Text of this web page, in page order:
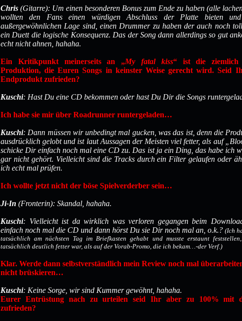
Chris (Gitarre): Um einen besonderen Bonus zum Ende zu haben (alle
wollten den Fans einen würdigen Abschluss der Platte bieten
außergewöhnlichen Lage sind, einen Drummer zu haben der auch noch
ein Duett die logische Konsequenz. Das der Song dann allerdings so gut
echt nicht ahnen, hahaha.
Ein Kritikpunkt meinerseits an „My fatal kiss“ ist die ziemlich
Produktion, die Euren Songs in keinster Weise gerecht wird. Seid
Endprodukt zufrieden?
Kuschi: Hast Du eine CD bekommen oder hast Du Dir die Songs
Ich habe sie mir über Roadrunner runtergeladen…
Kuschi: Dann müssen wir unbedingt mal gucken, was das ist, denn die
ausdrücklich gelobt und ist laut Aussagen der Meisten viel fetter, als auf
schicke Dir einfach noch mal eine CD zu. Das ist ja ein Ding, das habe ich
gar nicht gehört. Vielleicht sind die Tracks durch ein Filter gelaufen oder
ich echt mal prüfen.
Ich wollte jetzt nicht der böse Spielverderber sein…
Ji-In (Fronterin): Skandal, hahaha.
Kuschi: Vielleicht ist da wirklich was verloren gegangen beim
einfach noch mal die CD und dann hörst Du sie Dir noch mal an, o.k.? (Ich
tatsächlich am nächsten Tag im Briefkasten gehabt und musste erstaunt
tatsächlich deutlich fetter war, als auf der Vorab-Promo, die ich bekam…-der Verf.)
Klar. Werde dann selbstverständlich mein Review noch mal
nicht brüskieren…
Kuschi: Keine Sorge, wir sind Kummer gewöhnt, hahaha.
Eurer Entrüstung nach zu urteilen seid Ihr aber zu 100% mit
zufrieden?